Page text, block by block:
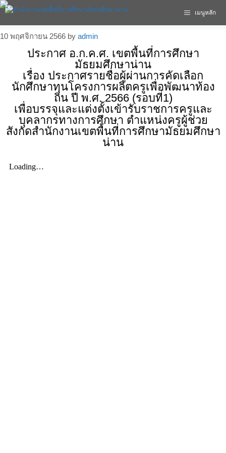
เมนูหลัก
10 พฤศจิกายน 2566 by admin
ประกาศ อ.ก.ค.ศ. เขตพื้นที่การศึกษา
มัธยมศึกษาน่าน
เรื่อง ประกาศรายชื่อผู้ผ่านการคัดเลือก
นักศึกษาทุนโครงการผลิตครูเพื่อพัฒนาท้อง
ถิ่น ปี พ.ศ. 2566 (รอบที่1)
เพื่อบรรจุและแต่งตั้งเข้ารับราชการครูและ
บุคลากรทางการศึกษา ตำแหน่งครูผู้ช่วย
สังกัดสำนักงานเขตพื้นที่การศึกษามัธยมศึกษา
น่าน